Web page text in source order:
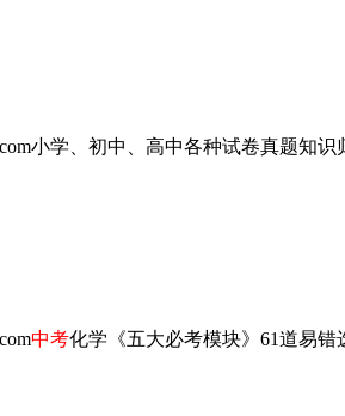
小学、初中、高中各种试卷真题知识
中考化学《五大必考模块》61道易